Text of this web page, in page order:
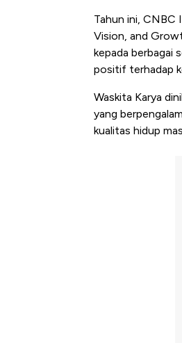
Tahun ini, CNBC
Vision, and
kepada berbagai
positif terhadap
Waskita Karya
yang
kualitas hidup